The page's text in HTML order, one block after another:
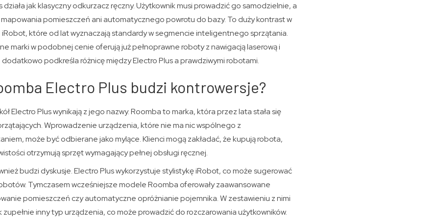
działa jak klasyczny odkurzacz ręczny. Użytkownik musi prowadzić go samodzielnie, a
pomieszczeń ani automatycznego powrotu do bazy. To duży kontrast w
które od lat wyznaczają standardy w segmencie inteligentnego sprzątania.
marki w podobnej cenie oferują już pełnoprawne roboty z nawigacją laserową i
podkreśla różnicę między Electro Plus a prawdziwymi robotami.
Electro Plus budzi kontrowersje?
Electro Plus wynikają z jego nazwy. Roomba to marka, która przez lata stała się
Wprowadzenie urządzenia, które nie ma nic wspólnego z
może być odbierane jako mylące. Klienci mogą zakładać, że kupują robota,
otrzymują sprzęt wymagający pełnej obsługi ręcznej.
budzi dyskusje. Electro Plus wykorzystuje stylistykę iRobot, co może sugerować
Tymczasem wcześniejsze modele Roomba oferowały zaawansowane
pomieszczeń czy automatyczne opróżnianie pojemnika. W zestawieniu z nimi
zupełnie inny typ urządzenia, co może prowadzić do rozczarowania użytkowników.